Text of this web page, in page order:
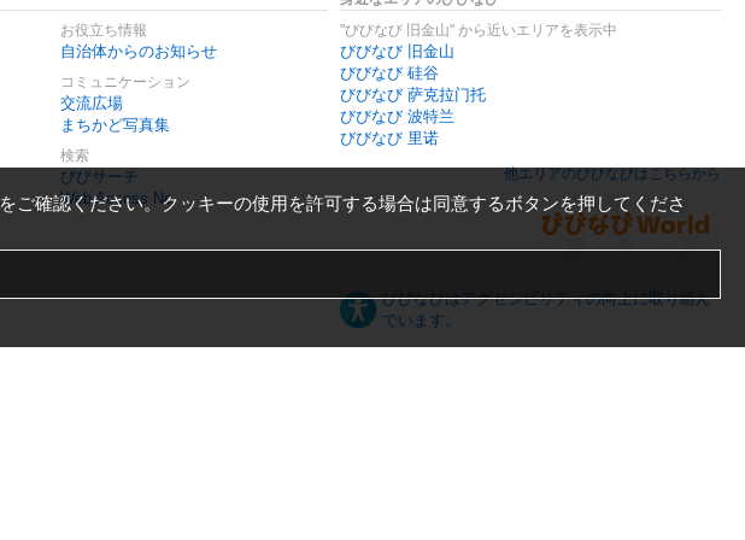
お役立ち情報
自治体からのお知らせ
コミュニケーション
交流広場
まちかど写真集
検索
びびサーチ
Web Access No.
"びびなび 旧金山" から近いエリアを表示中
びびなび 旧金山
びびなび 硅谷
びびなび 萨克拉门托
びびなび 波特兰
びびなび 里诺
他エリアのびびなびはこちらから
びびなびはアクセシビリティの向上に取り組ん
でいます。
をご確認ください。クッキーの使用を許可する場合は同意するボタンを押してくださ